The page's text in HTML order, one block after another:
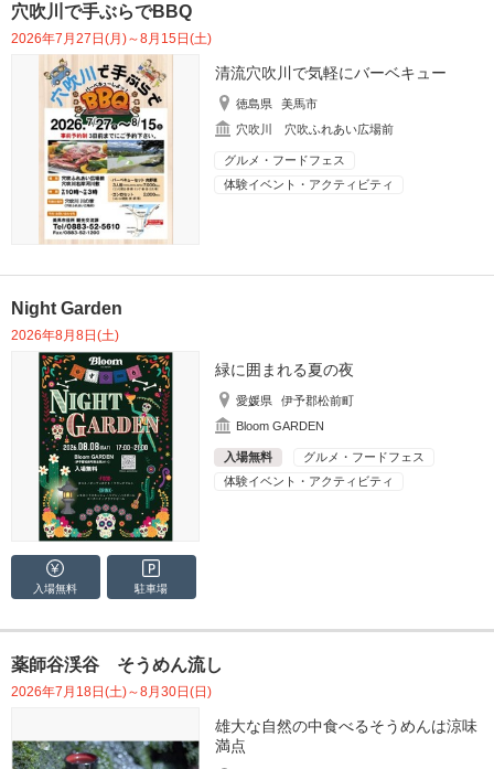
穴吹川で手ぶらでBBQ
2026年7月27日(月)～8月15日(土)
清流穴吹川で気軽にバーベキュー
徳島県
美馬市
穴吹川 穴吹ふれあい広場前
グルメ・フードフェス
体験イベント・アクティビティ
Night Garden
2026年8月8日(土)
緑に囲まれる夏の夜
愛媛県
伊予郡松前町
Bloom GARDEN
入場無料
グルメ・フードフェス
体験イベント・アクティビティ
入場無料 駐車場
薬師谷渓谷 そうめん流し
2026年7月18日(土)～8月30日(日)
雄大な自然の中食べるそうめんは涼味
満点